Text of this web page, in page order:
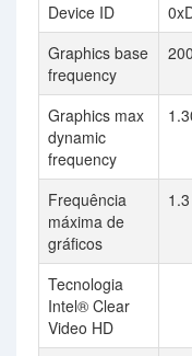
Device ID
Graphics base
frequency
Graphics max
dynamic
frequency
Frequência
máxima de
gráficos
Tecnologia
Intel® Clear
Video HD